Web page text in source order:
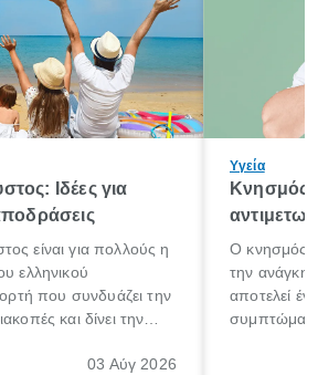
Ιδέες για
είναι για πολλούς η
ελληνικού
που συνδυάζει την
και δίνει την
για λίγες μέρες03 Αύγ 2026
Υγεία
Κνησμός:
Ο κνησμός
την ανάγκη
αποτελεί